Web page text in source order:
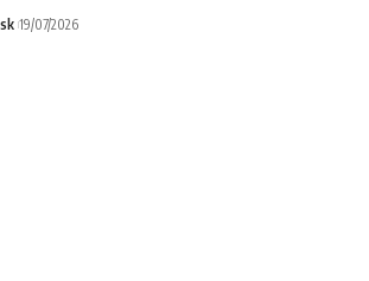
19/07/2026